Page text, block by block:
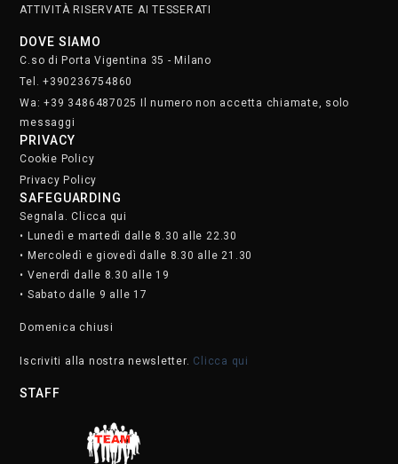
ATTIVITÀ RISERVATE AI TESSERATI
DOVE SIAMO
C.so di Porta Vigentina 35 - Milano
Tel. +390236754860
Wa: +39 3486487025 Il numero non accetta chiamate, solo
messaggi
PRIVACY
Cookie Policy
Privacy Policy
SAFEGUARDING
Segnala. Clicca qui
• Lunedì e martedì dalle 8.30 alle 22.30
• Mercoledì e giovedì dalle 8.30 alle 21.30
• Venerdì dalle 8.30 alle 19
• Sabato dalle 9 alle 17
Domenica chiusi
Iscriviti alla nostra newsletter. Clicca qui
STAFF